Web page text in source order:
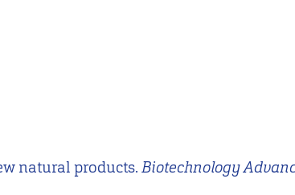
natural products.Biotechnology